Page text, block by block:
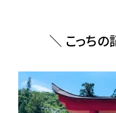
＼ こっち